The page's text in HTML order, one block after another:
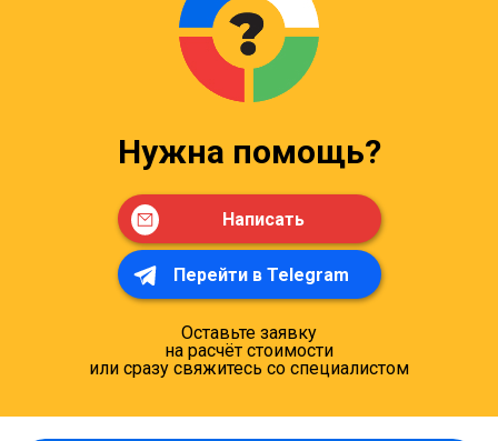
Нужна помощь?
Написать
Перейти в Telegram
Оставьте заявку
на расчёт стоимости
или сразу свяжитесь со специалистом